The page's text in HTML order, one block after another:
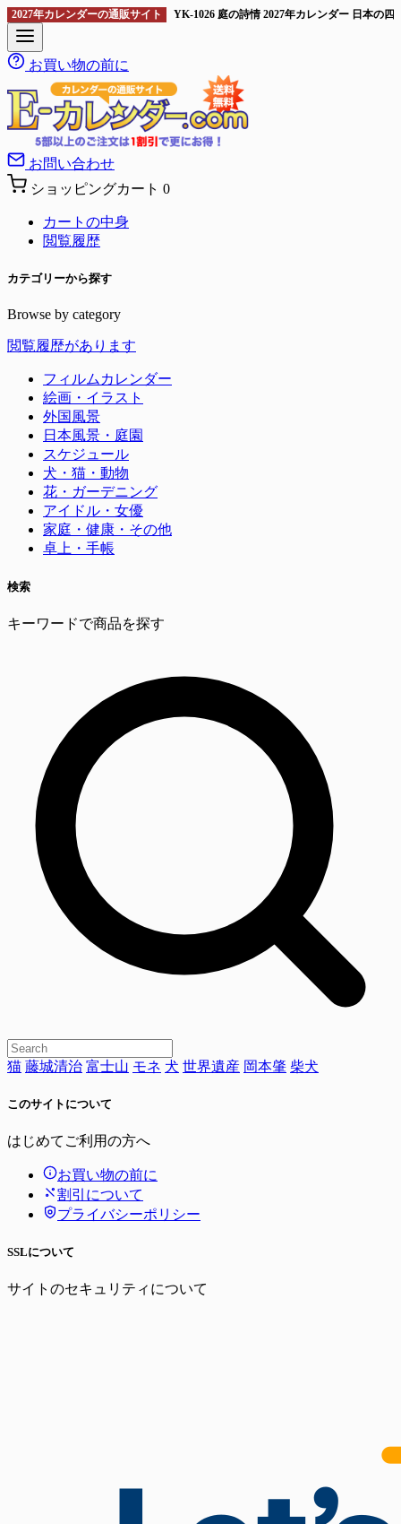
2027年カレンダーの通販サイト YK-1026 庭の詩情 2027年カレンダー 日本の
お買い物の前に
お問い合わせ
ショッピングカート 0
カートの中身
閲覧履歴
カテゴリーから探す
Browse by category
閲覧履歴があります
フィルムカレンダー
絵画・イラスト
外国風景
日本風景・庭園
スケジュール
犬・猫・動物
花・ガーデニング
アイドル・女優
家庭・健康・その他
卓上・手帳
検索
キーワードで商品を探す
猫 藤城清治 富士山 モネ 犬 世界遺産 岡本肇 柴犬
このサイトについて
はじめてご利用の方へ
お買い物の前に
割引について
プライバシーポリシー
SSLについて
サイトのセキュリティについて